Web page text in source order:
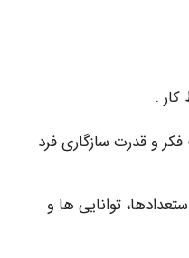
:
و قدرت سازگاری فرد
توانایی ها و